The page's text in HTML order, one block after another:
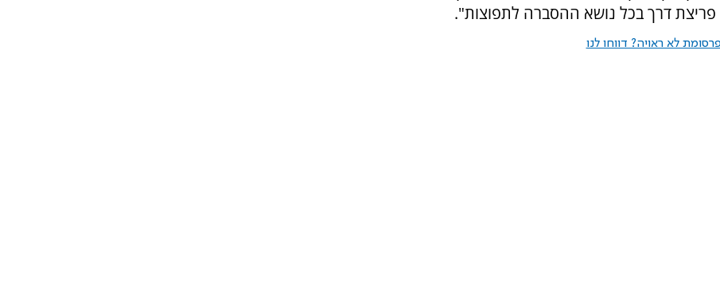
פריצת דרך בכל נושא ההסברה לתפוצות".
לא ראויה? דווחו לנו